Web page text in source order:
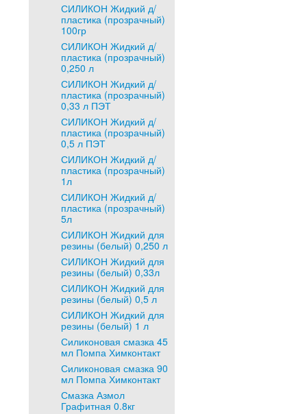
СИЛИКОН Жидкий д/
пластика (прозрачный)
100гр
СИЛИКОН Жидкий д/
пластика (прозрачный)
0,250 л
СИЛИКОН Жидкий д/
пластика (прозрачный)
0,33 л ПЭТ
СИЛИКОН Жидкий д/
пластика (прозрачный)
0,5 л ПЭТ
СИЛИКОН Жидкий д/
пластика (прозрачный)
1л
СИЛИКОН Жидкий д/
пластика (прозрачный)
5л
СИЛИКОН Жидкий для
резины (белый) 0,250 л
СИЛИКОН Жидкий для
резины (белый) 0,33л
СИЛИКОН Жидкий для
резины (белый) 0,5 л
СИЛИКОН Жидкий для
резины (белый) 1 л
Силиконовая смазка 45
мл Помпа Химконтакт
Силиконовая смазка 90
мл Помпа Химконтакт
Смазка Азмол
Графитная 0.8кг